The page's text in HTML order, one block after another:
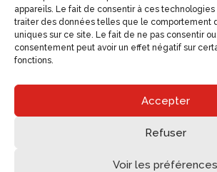
appareils. Le fait de consentir à ces
traiter des données telles que le comportement
uniques sur ce site. Le fait de ne pas consentir
consentement peut avoir un effet négatif sur
fonctions.
Accepter
Refuser
Voir les préférences
© Ugocom Paris – Avignon Création
Agence de Communication